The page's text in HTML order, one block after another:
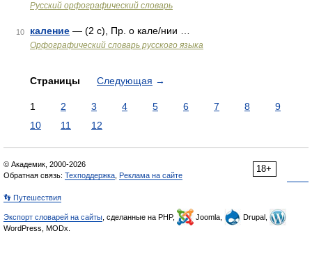
Русский орфографический словарь
10 каление — (2 с), Пр. о кале/нии …
Орфографический словарь русского языка
Страницы Следующая →
1 2 3 4 5 6 7 8
9
10
11 12
18+
© Академик, 2000-2026
Обратная связь: Техподдержка Реклама на сайте
👣 Путешествия
Экспорт словарей на сайты , сделанные на PHP, Joomla,
Drupal,
WordPress, MODx.